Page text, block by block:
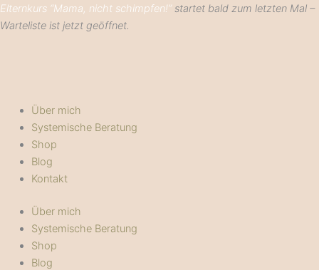
Zum
Inhalt
Elternkurs “Mama, nicht schimpfen!” startet bald zum letzten Mal –
Warteliste ist jetzt geöffnet.
Über mich
Systemische Beratung
Shop
Blog
Kontakt
Über mich
Systemische Beratung
Shop
Blog